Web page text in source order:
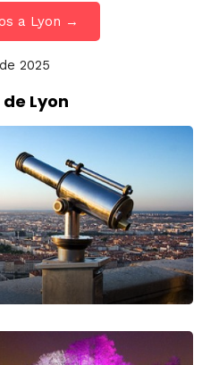
a Lyon →
2025
Lyon